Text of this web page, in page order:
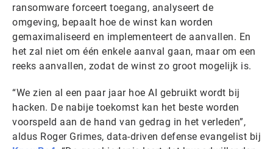
ransomware forceert toegang, analyseert de
omgeving, bepaalt hoe de winst kan worden
gemaximaliseerd en implementeert de aanvallen. En
het zal niet om één enkele aanval gaan, maar om een
reeks aanvallen, zodat de winst zo groot mogelijk is.
“We zien al een paar jaar hoe AI gebruikt wordt bij
hacken. De nabije toekomst kan het beste worden
voorspeld aan de hand van gedrag in het verleden”,
aldus Roger Grimes, data-driven defense evangelist bij